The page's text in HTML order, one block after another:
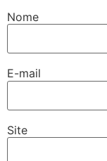
Nome
E-mail
Site